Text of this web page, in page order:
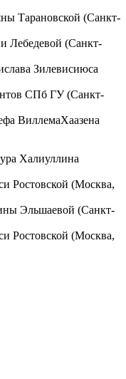
Тарановской (Санкт-
Лебедевой (Санкт-
Зилевисиюса
СПб ГУ (Санкт-
ВиллемаХаазена
Халиуллина
Ростовской (Москва,
Эльшаевой (Санкт-
Ростовской (Москва,